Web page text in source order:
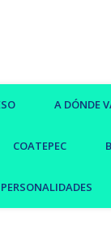
A DÓNDE
COATEPEC
PERSONALIDADES